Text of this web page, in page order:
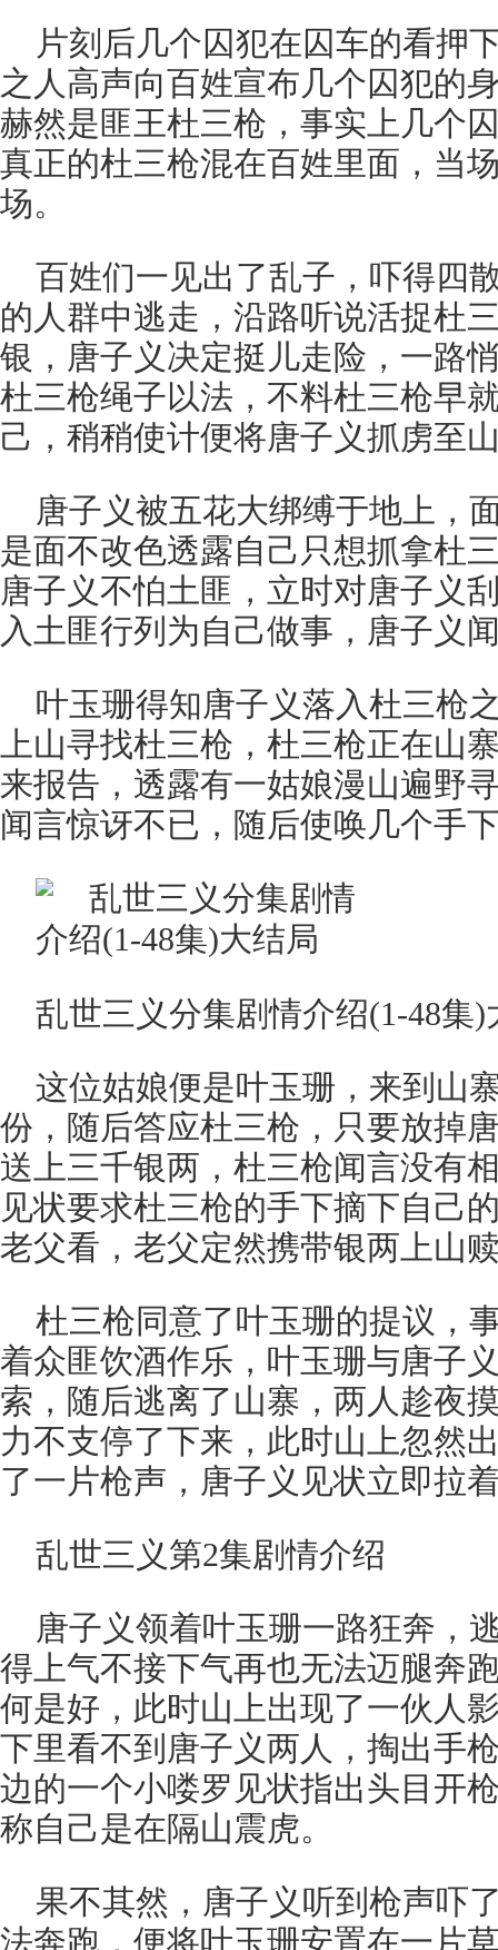
片刻后几个囚犯在囚车的看押
之人高声向百姓宣布几个囚犯的
赫然是匪王杜三枪，事实上几个
真正的杜三枪混在百姓里面，当
场。
百姓们一见出了乱子，吓得四
的人群中逃走，沿路听说活捉杜
银，唐子义决定挺儿走险，一路
杜三枪绳子以法，不料杜三枪早
己，稍稍使计便将唐子义抓虏至
唐子义被五花大绑缚于地上，
是面不改色透露自己只想抓拿杜
唐子义不怕土匪，立时对唐子义
入土匪行列为自己做事，唐子义
叶玉珊得知唐子义落入杜三枪
上山寻找杜三枪，杜三枪正在山
来报告，透露有一姑娘漫山遍野
闻言惊讶不已，随后使唤几个手
乱世三义分集剧情介绍(1-48集)
这位姑娘便是叶玉珊，来到山
份，随后答应杜三枪，只要放掉
送上三千银两，杜三枪闻言没有
见状要求杜三枪的手下摘下自己
老父看，老父定然携带银两上山
杜三枪同意了叶玉珊的提议，
着众匪饮酒作乐，叶玉珊与唐子
索，随后逃离了山寨，两人趁夜
力不支停了下来，此时山上忽然
了一片枪声，唐子义见状立即拉
乱世三义第2集剧情介绍
唐子义领着叶玉珊一路狂奔，
得上气不接下气再也无法迈腿奔
何是好，此时山上出现了一伙人
下里看不到唐子义两人，掏出手
边的一个小喽罗见状指出头目开
称自己是在隔山震虎。
果不其然，唐子义听到枪声吓
法奔跑，便将叶玉珊安置在一片